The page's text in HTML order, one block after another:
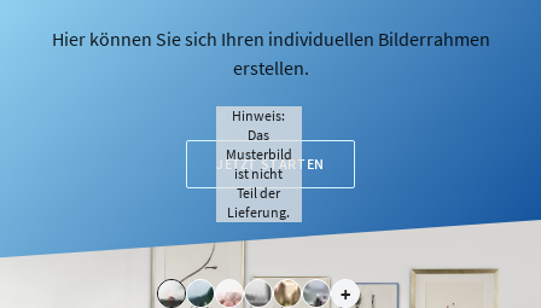
Hier können Sie sich Ihren individuellen Bilderrahmen
erstellen.
JETZT STARTEN
+
Hinweis:
Das
Musterbild
ist nicht
Teil der
Lieferung.